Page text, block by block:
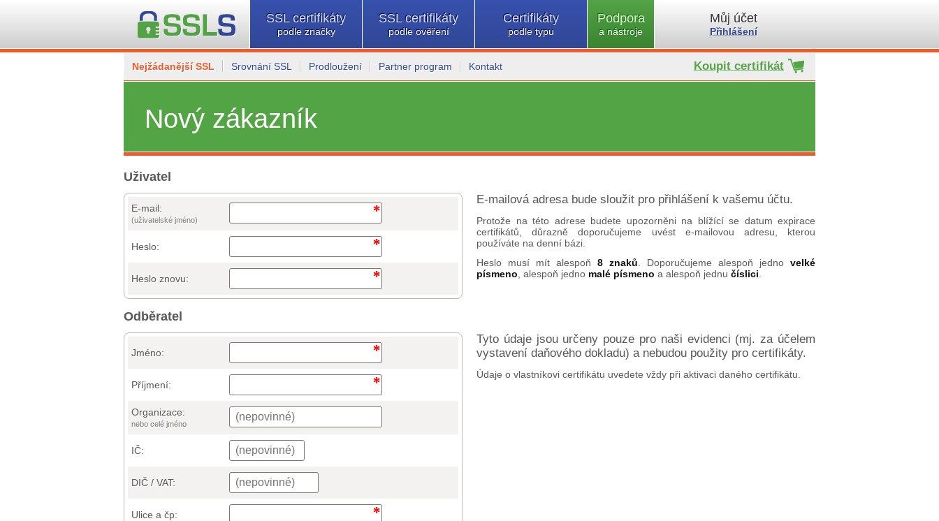
SSL certifikáty
podle značky
SSL certifikáty
podle ověření
Certifikáty
podle typu
Podpora
a nástroje
Můj účet
Přihlášení
Nejžádanější SSL Srovnání SSL Prodloužení Partner program Kontakt Koupit certifikát
Nový zákazník
Uživatel
E-mail:
(uživatelské jméno)
Heslo:
Heslo znovu:
E-mailová adresa bude sloužit pro přihlášení k vašemu účtu.
Protože na této adrese budete upozorněni na blížící se datum expirace
certifikátů, důrazně doporučujeme uvést e-mailovou adresu, kterou
používáte na denní bázi.
Heslo musí mít alespoň 8 znaků . Doporučujeme alespoň jedno velké
písmeno , alespoň jedno malé písmeno a alespoň jednu číslici
Odběratel
Jméno:
Příjmení:
Organizace:
nebo celé jméno
IČ:
DIČ / VAT:
Ulice a čp:
Tyto údaje jsou určeny pouze pro naši evidenci (mj. za účelem
vystavení daňového dokladu) a nebudou použity pro certifikáty.
Údaje o vlastníkovi certifikátu uvedete vždy při aktivaci daného certifikátu.